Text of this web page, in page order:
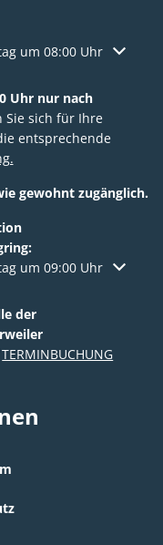
Schließzeiten
um 08:00 Uhr
Uhr nur nach
Sie sich für Ihre
entsprechende
gewohnt zugänglich.
Schließzeiten
um 09:00 Uhr
der
TERMINBUCHUNG